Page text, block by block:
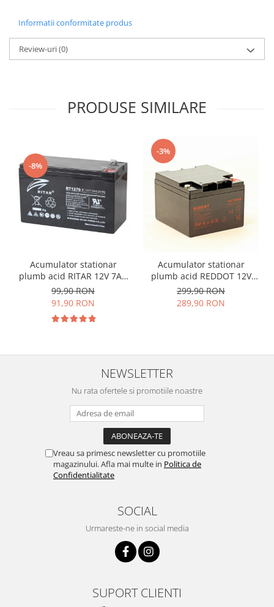
Informatii conformitate produs
Review-uri(0)
PRODUSE SIMILARE
-8%
Acumulator stationar
plumb acid RITAR 12V 7Ah
AGM VRLA
99,90 RON
91,90 RON
-3%
Acumulator stationar
plumb acid REDDOT 12V
26Ah AGM VRLA
299,90 RON
289,90 RON
NEWSLETTER
Nu rata ofertele si promotiile noastre
Vreau sa primesc newsletter cu promotiile
magazinului. Afla mai multe in Politica de
Confidentialitate
SOCIAL
Urmareste-ne in social media
SUPORT CLIENTI